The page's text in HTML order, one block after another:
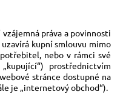
práva a povinnosti
kupní smlouvu mimo
nebo v rámci své
prostřednictvím
stránce dostupné na
je „internetový obchod“).